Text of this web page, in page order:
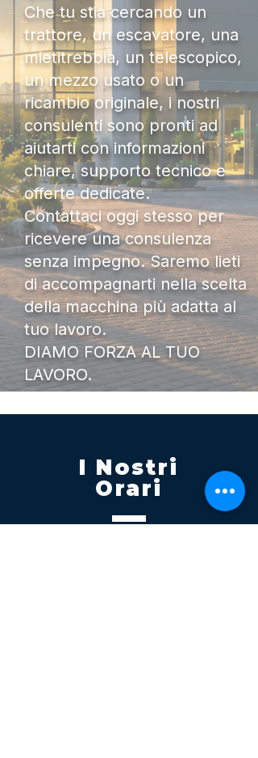
Che tu stia cercando un
trattore, un escavatore, una
mietitrebbia, un telescopico,
un mezzo usato o un
ricambio originale, i nostri
consulenti sono pronti ad
aiutarti con informazioni
chiare, supporto tecnico e
offerte dedicate.
Contattaci oggi stesso per
ricevere una consulenza
senza impegno. Saremo lieti
di accompagnarti nella scelta
della macchina più adatta al
tuo lavoro.
DIAMO FORZA AL TUO
LAVORO.
I Nostri
Orari